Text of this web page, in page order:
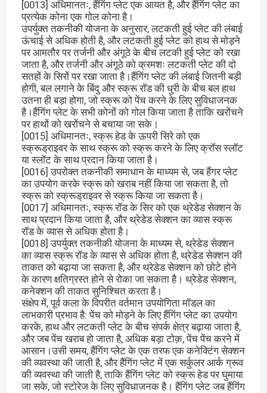
हमसे संपर्क करें
समाचार
मामले
उद्धरण मांगें
हेक्स समायोजन पेंच
हेक्स सॉकेट सेट स्क्रू
हेक्स नट स्क्रू
सेल्फ टैपिंग मशीन स्क्रू
फिलिप्स मशीन स्क्रू
स्लॉटेड हेड मशीन स्क्रू
पैन हेड कॉम्बिनेशन स्क्रू
[0013] अधिमानतः, हैंगिंग प्लेट एक आयत है, और हैंगिंग प्लेट का
प्रत्येक कोना एक गोल कोना है।
उपर्युक्त तकनीकी योजना के अनुसार, लटकती हुई प्लेट की लंबाई
ऊंचाई से अधिक होती है, और लटकती हुई प्लेट को हाथ से मोड़ने
पर आमतौर पर तर्जनी और अंगूठे के बीच लटकी हुई प्लेट को रखा
जाता है, और तर्जनी और अंगूठे को क्रमशः लटकती प्लेट की दो
सतहों के सिरों पर रखा जाता है।हैंगिंग प्लेट की लंबाई जितनी बड़ी
होगी, बल लगाने के बिंदु और स्क्रू रॉड की धुरी के बीच बल हाथ
उतना ही बड़ा होगा, जो स्क्रू को पेंच करने के लिए सुविधाजनक
है।हैंगिंग प्लेट के सभी कोनों को गोल किया जाता है ताकि खरोंचने
पर हाथों को खरोंचने से बचाया जा सके।
[0015] अधिमानतः, स्क्रू हेड के ऊपरी सिरे को एक
स्क्रूड्राइवर के साथ स्क्रू को स्क्रू करने के लिए क्रॉस स्लॉट
या स्लॉट के साथ प्रदान किया जाता है।
[0016] उपरोक्त तकनीकी समाधान के माध्यम से, जब हैंगर प्लेट
का उपयोग करके स्क्रू को खराब नहीं किया जा सकता है, तो
स्क्रू को स्क्रूड्राइवर से स्क्रू किया जा सकता है।
[0017] अधिमानतः, स्क्रू रॉड के सिर को एक थ्रेडेड सेक्शन के
साथ प्रदान किया जाता है, और थ्रेडेड सेक्शन का व्यास स्क्रू
रॉड के व्यास से अधिक होता है।
[0018] उपर्युक्त तकनीकी योजना के माध्यम से, थ्रेडेड सेक्शन
का व्यास स्क्रू रॉड के व्यास से अधिक होता है, थ्रेडेड सेक्शन की
ताकत को बढ़ाया जा सकता है, और थ्रेडेड सेक्शन को छोटे होने
के कारण क्षतिग्रस्त होने से रोका जा सकता है। थ्रेडेड सेक्शन,
कनेक्शन की ताकत सुनिश्चित करता है।
संक्षेप में, पूर्व कला के विपरीत वर्तमान उपयोगिता मॉडल का
लाभकारी प्रभाव है: पेंच को मोड़ने के लिए हैंगिंग प्लेट का उपयोग
करके, हाथ और लटकती प्लेट के बीच संपर्क क्षेत्र बढ़ाया जाता है,
और जब पेंच खराब हो जाता है, अधिक बड़ा टोक़, पेंच पेंच करने में
आसान।उसी समय, हैंगिंग प्लेट के एक तरफ एक कनेक्टिंग सेक्शन
की व्यवस्था की जाती है, और हैंगिंग प्लेट में एक सर्कुलर आर्क ग्रूव
की व्यवस्था की जाती है, ताकि हैंगिंग प्लेट को स्क्रू हेड पर घुमाया
जा सके, जो स्टोरेज के लिए सुविधाजनक है। हैंगिंग प्लेट जब हैंगिंग